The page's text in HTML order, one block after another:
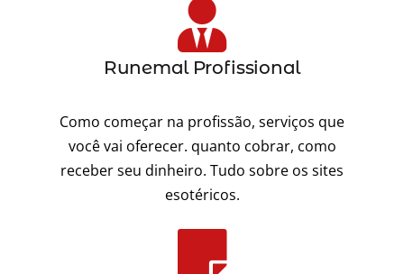
Runemal Profissional
Como começar na profissão, serviços que
você vai oferecer. quanto cobrar, como
receber seu dinheiro. Tudo sobre os sites
esotéricos.